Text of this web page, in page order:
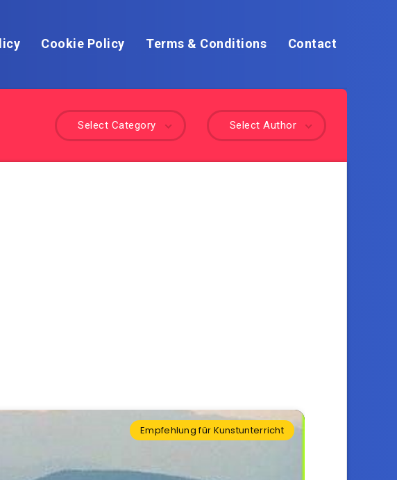
Cookie Policy Terms & Conditions Contact
Select Author
Select Category
Empfehlung für Kunstunterricht